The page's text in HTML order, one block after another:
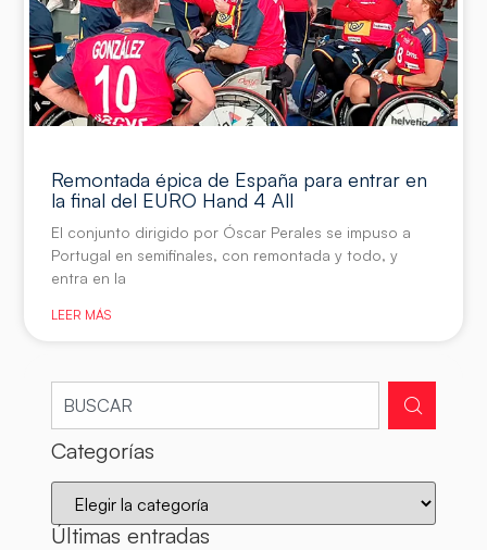
Remontada épica de España para entrar en
la final del EURO Hand 4 All
El conjunto dirigido por Óscar Perales se impuso a
Portugal en semifinales, con remontada y todo, y
entra en la
LEER MÁS
Categorías
Últimas entradas